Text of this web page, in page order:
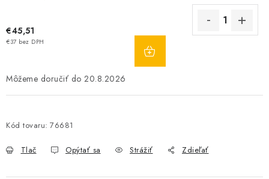
€45,51
€37 bez DPH
20.8.2026
Kód tovaru: 76681
Tlač Opýtať sa Strážiť Zdieľať